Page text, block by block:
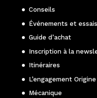
Conseils
Événements et
Guide d’achat
Inscription à la
Itinéraires
L’engagement Origine
Mécanique